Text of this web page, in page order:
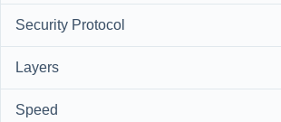
Security Protocol
Layers
Speed